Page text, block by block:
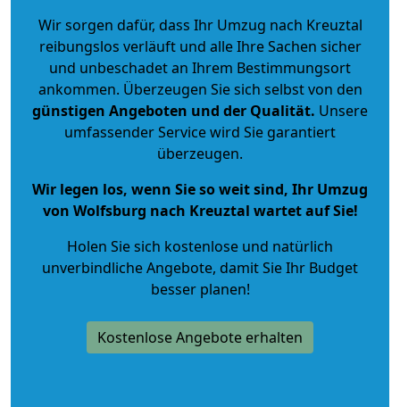
Wir sorgen dafür, dass Ihr Umzug nach Kreuztal
reibungslos verläuft und alle Ihre Sachen sicher
und unbeschadet an Ihrem Bestimmungsort
ankommen. Überzeugen Sie sich selbst von den
günstigen Angeboten und der Qualität. Unsere
umfassender Service wird Sie garantiert
überzeugen.
Wir legen los, wenn Sie so weit sind, Ihr Umzug
von Wolfsburg nach Kreuztal wartet auf Sie!
Holen Sie sich kostenlose und natürlich
unverbindliche Angebote, damit Sie Ihr Budget
besser planen!
Kostenlose Angebote erhalten